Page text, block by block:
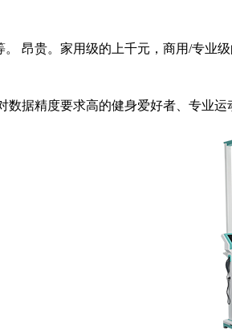
昂贵。家用级的上千元，商用/专业级
据精度要求高的健身爱好者、专业